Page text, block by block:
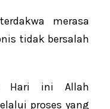
merasa
tidak bersalah
Hari ini Allah
proses yang